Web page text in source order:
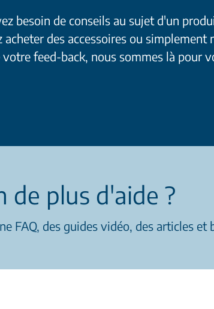
besoin de conseils au sujet d'un
des accessoires ou simplement
feed-back, nous sommes là pour
de plus d'aide ?
FAQ, des guides vidéo, des articles et